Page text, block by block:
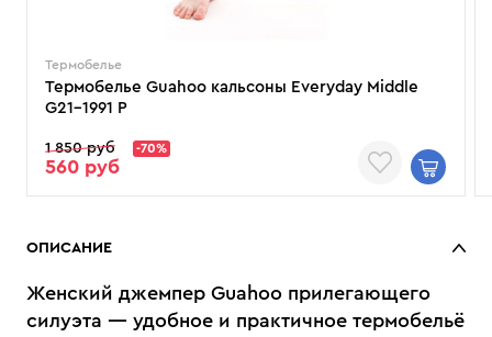
Термобелье
Термобелье Guahoo кальсоны Everyday Middle
G21-1991 P
1 850 руб -70%
560 руб
ОПИСАНИЕ
Женский джемпер Guahoo прилегающего
силуэта — удобное и практичное термобельё